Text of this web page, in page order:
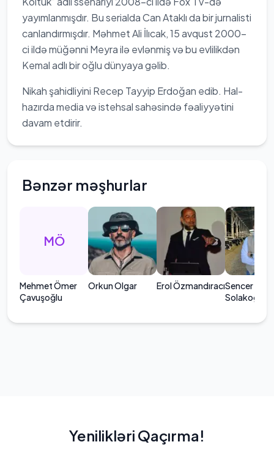
yayımlanmışdır. Bu serialda Can Ataklı da bir jurnalisti
canlandırmışdır. Məhmet Ali İlıcak, 15 avqust 2000-
ci ildə müğənni Meyra ilə evlənmiş və bu evlilikdən
Kemal adlı bir oğlu dünyaya gəlib.
Nikah şahidliyini Recep Tayyip Erdoğan edib. Hal-
hazırda media və istehsal sahəsində fəaliyyətini
davam etdirir.
Bənzər məşhurlar
MÖ
Mehmet Ömer
Çavuşoğlu
Orkun Olgar Erol ÖzmandıracıSencer
Solakoğlu
Yenilikləri Qaçırma!